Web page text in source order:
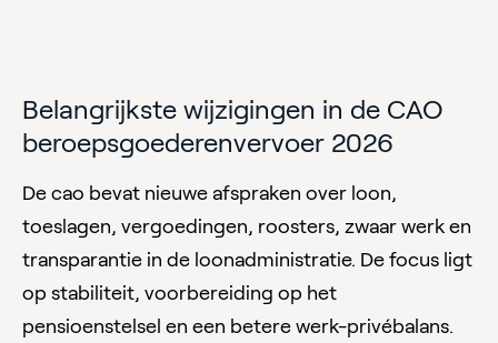
Belangrijkste wijzigingen in de CAO
beroepsgoederenvervoer 2026
De cao bevat nieuwe afspraken over loon,
toeslagen, vergoedingen, roosters, zwaar werk en
transparantie in de loonadministratie. De focus ligt
op stabiliteit, voorbereiding op het
pensioenstelsel en een betere werk-privébalans.